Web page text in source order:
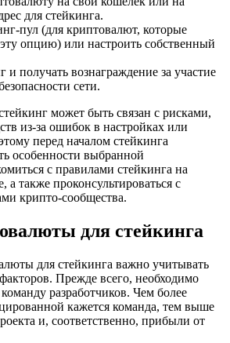
для стейкинга.
пул (для криптовалют, которые
опцию) или настроить собственный
и получать вознаграждение за участие
сети.
может быть связан с рисками,
из-за ошибок в настройках или
перед началом стейкинга
особенности выбранной
с правилами стейкинга на
также проконсультироваться с
крипто-сообщества.
для стейкинга
для стейкинга важно учитывать
Прежде всего, необходимо
разработчиков. Чем более
кажется команда, тем выше
и, соответственно, прибыли от